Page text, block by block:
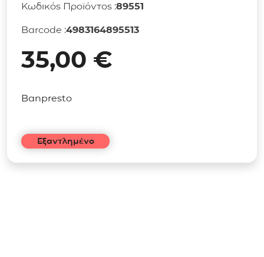
Κωδικός Προϊόντος :89551
Barcode :4983164895513
35,00 €
Banpresto
Εξαντλημένο